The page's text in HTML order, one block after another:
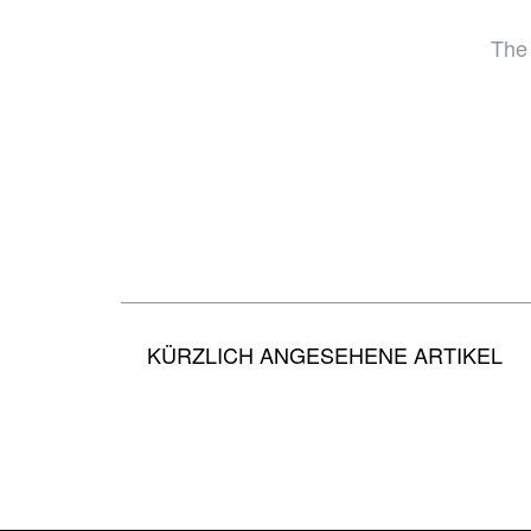
KÜRZLICH ANGESEHENE ARTIKEL